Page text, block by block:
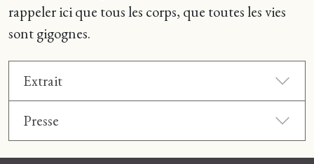
rappeler ici que tous les corps, que toutes les vies
sont gigognes.
Extrait
Presse